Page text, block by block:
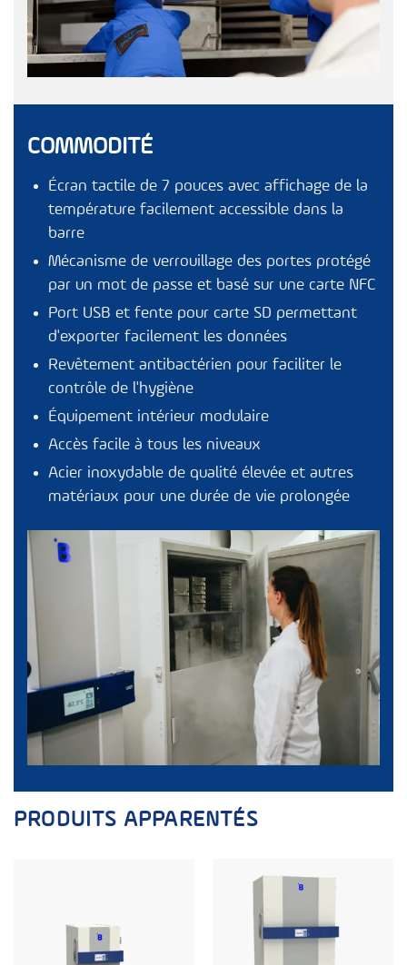
COMMODITÉ
Écran tactile de 7 pouces avec affichage de la
température facilement accessible dans la
barre
Mécanisme de verrouillage des portes protégé
par un mot de passe et basé sur une carte NFC
Port USB et fente pour carte SD permettant
d'exporter facilement les données
Revêtement antibactérien pour faciliter le
contrôle de l'hygiène
Équipement intérieur modulaire
Accès facile à tous les niveaux
Acier inoxydable de qualité élevée et autres
matériaux pour une durée de vie prolongée
PRODUITS APPARENTÉS